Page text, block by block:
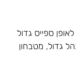
ספייס גדול
גדול, מטבחון